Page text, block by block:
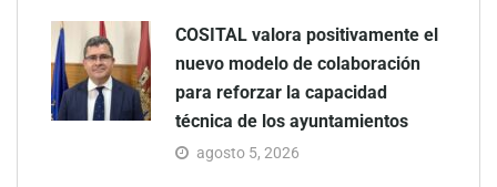
COSITAL valora positivamente el
nuevo modelo de colaboración
para reforzar la capacidad
técnica de los ayuntamientos
agosto 5, 2026